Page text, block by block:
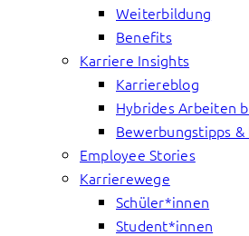
Weiterbildung
Benefits
Karriere Insights
Karriereblog
Hybrides Arbeiten
Bewerbungstipps &
Employee Stories
Karrierewege
Schüler*innen
Student*innen